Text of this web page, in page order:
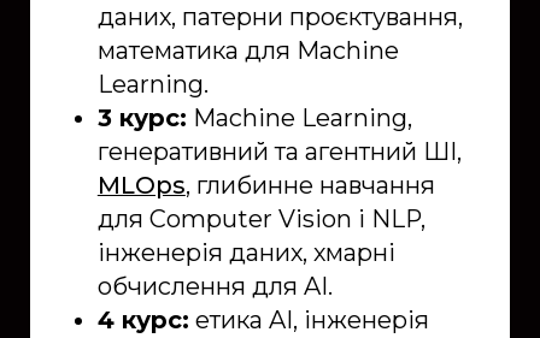
даних, патерни проєктування,
математика для Machine
Learning.
3 курс: Machine Learning,
генеративний та агентний ШІ,
MLOps, глибинне навчання
для Computer Vision і NLP,
інженерія даних, хмарні
обчислення для AI.
4 курс: етика AI, інженерія